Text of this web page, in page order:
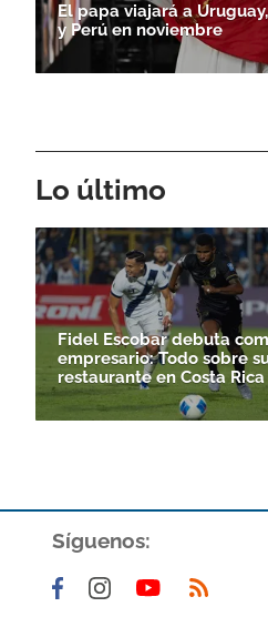
El papa viajará a
y Perú en noviembre
Lo último
Fidel Escobar debuta
empresario: Todo sobre
restaurante en Costa Rica
Síguenos: